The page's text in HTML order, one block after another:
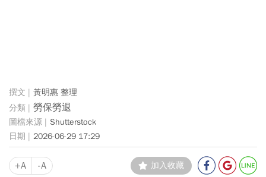
黃明惠 整理
勞保勞退
Shutterstock
2026-06-29 17:29
+A -A 加入收藏